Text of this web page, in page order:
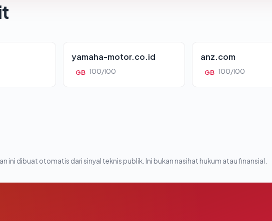
yamaha-motor.co.id
GB 100/100
anz.com
GB 100/100
ini dibuat otomatis dari sinyal teknis publik. Ini bukan nasihat hukum atau finansial.